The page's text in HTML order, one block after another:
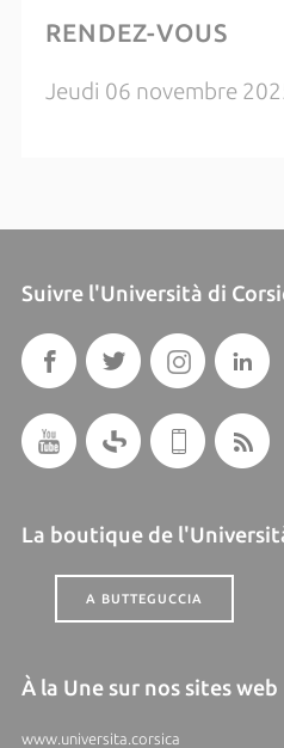
RENDEZ-VOUS
Jeudi 06 novembre
Suivre l'Università di
La boutique de
A BUTTEGUCCIA
À la Une sur nos sites web
www.universita.corsica